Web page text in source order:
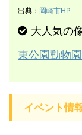
出典： 岡崎市HP
大人気の
東公園動物
イベント情